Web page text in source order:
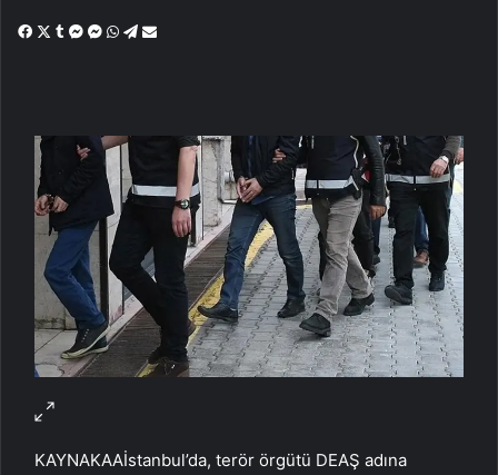
Facebook
X Tumblr
Messenger
Messenger
WhatsApp
Telegram
Email'den
KAYNAKAAİstanbul’da, terör örgütü DEAŞ adına